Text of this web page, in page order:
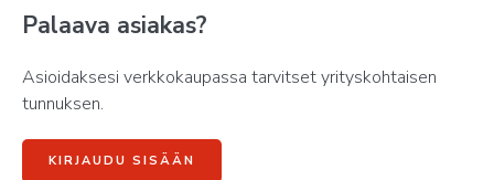
Palaava asiakas?
Asioidaksesi verkkokaupassa tarvitset yrityskohtaisen
tunnuksen.
KIRJAUDU SISÄÄN